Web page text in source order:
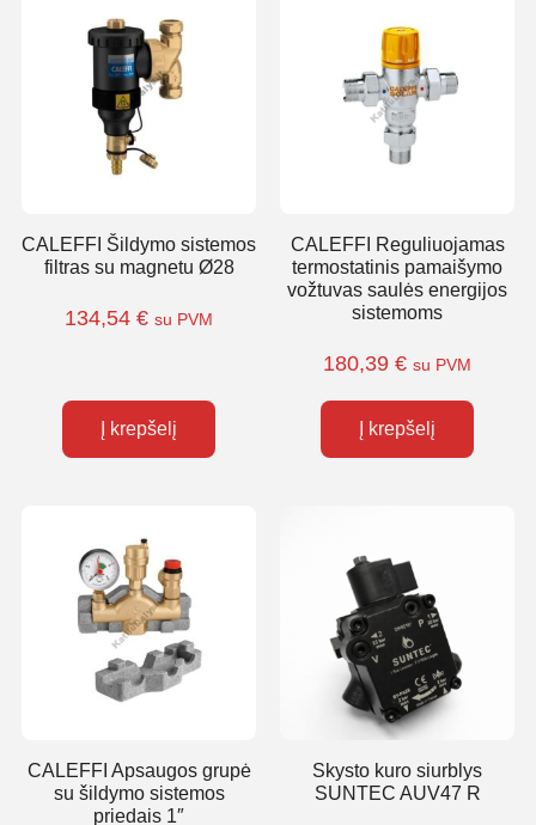
CALEFFI Šildymo sistemos
filtras su magnetu Ø28
134,54 € su PVM
Į krepšelį
CALEFFI Reguliuojamas
termostatinis pamaišymo
vožtuvas saulės energijos
sistemoms
180,39 € su PVM
Į krepšelį
CALEFFI Apsaugos grupė
su šildymo sistemos
priedais 1″
Skysto kuro siurblys
SUNTEC AUV47 R